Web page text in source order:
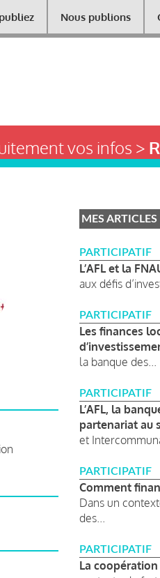
Nous publions
vos infos >
MES ARTICLES
PARTICIPATIF
L’AFL et la
aux défis
PARTICIPATIF
Les finances
la banque des...
PARTICIPATIF
L’AFL, la
partenariat au
et
PARTICIPATIF
Comment
Dans un
des...
PARTICIPATIF
La